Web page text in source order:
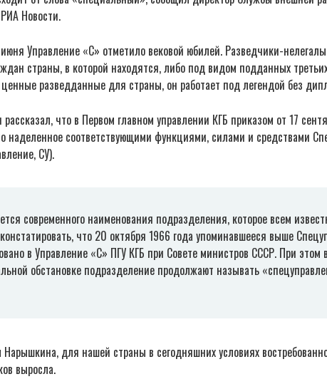
Новости.
Управление «С» отметило вековой юбилей. Разведчики-
страны, в которой находятся, либо под видом подданных
разведданные для страны, он работает под легендой без
что в Первом главном управлении КГБ приказом от 17
наделенное соответствующими функциями, силами и средствами
СУ).
современного наименования подразделения, которое всем
что 20 октября 1966 года упоминавшееся выше
в Управление «С» ПГУ КГБ при Совете министров СССР. При этом
обстановке подразделение продолжают называть
Нарышкина, для нашей страны в сегодняшних условиях
выросла.